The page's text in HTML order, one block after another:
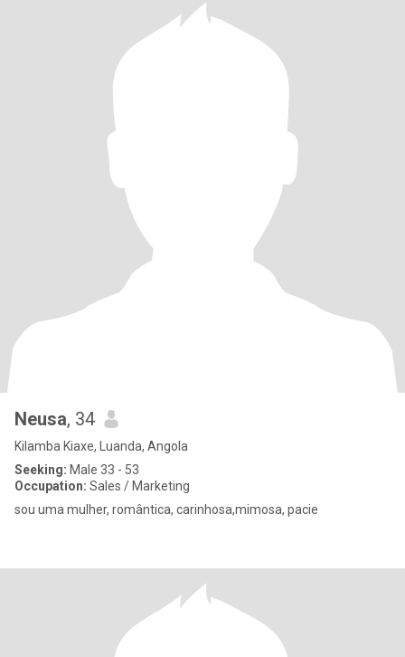
Neusa, 34
Kilamba Kiaxe, Luanda, Angola
Seeking: Male 33 - 53
Occupation: Sales / Marketing
sou uma mulher, romântica, carinhosa,mimosa, pacie